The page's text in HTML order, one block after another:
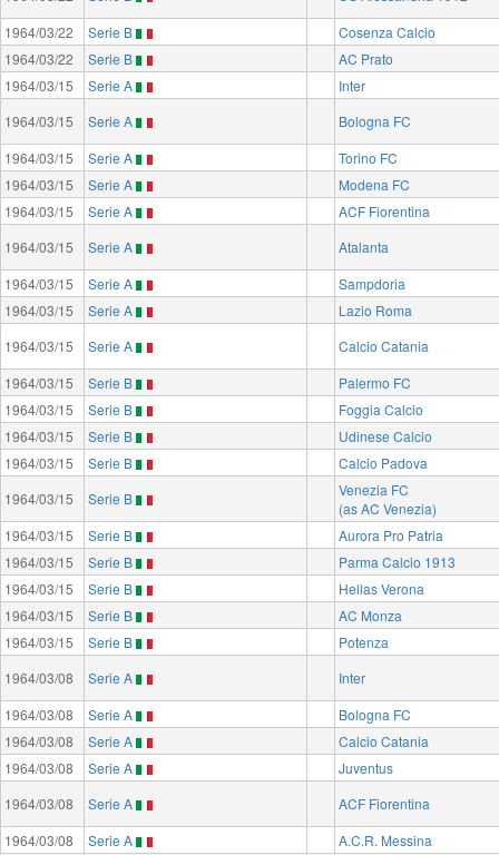
1964/03/22
Serie B
Cosenza Calcio
1964/03/22
Serie B
AC Prato
1964/03/15
Serie A
Inter
1964/03/15
Serie A
Bologna FC
1964/03/15
Serie A
Torino FC
1964/03/15
Serie A
Modena FC
1964/03/15
Serie A
ACF Fiorentina
1964/03/15
Serie A
Atalanta
1964/03/15
Serie A
Sampdoria
1964/03/15
Serie A
Lazio Roma
1964/03/15
Serie A
Calcio Catania
1964/03/15
Serie B
Palermo FC
1964/03/15
Serie B
Foggia Calcio
1964/03/15
Serie B
Udinese Calcio
1964/03/15
Serie B
Calcio Padova
1964/03/15
Serie B
Venezia FC
(as AC Venezia)
1964/03/15
Serie B
Aurora Pro Patria
1964/03/15
Serie B
Parma Calcio 1913
1964/03/15
Serie B
Hellas Verona
1964/03/15
Serie B
AC Monza
1964/03/15
Serie B
Potenza
1964/03/08
Serie A
Inter
1964/03/08
Serie A
Bologna FC
1964/03/08
Serie A
Calcio Catania
1964/03/08
Serie A
Juventus
1964/03/08
Serie A
ACF Fiorentina
1964/03/08
Serie A
A.C.R. Messina